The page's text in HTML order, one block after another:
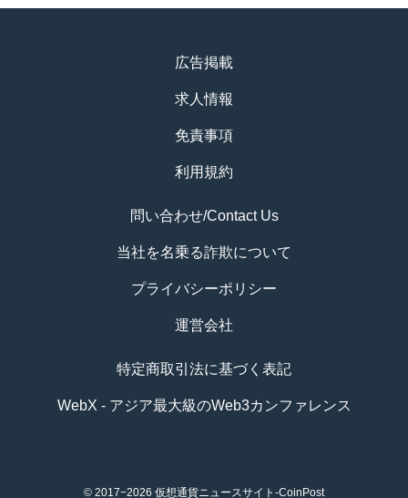
広告掲載
求人情報
免責事項
利用規約
問い合わせ/Contact Us
当社を名乗る詐欺について
プライバシーポリシー
運営会社
特定商取引法に基づく表記
WebX - アジア最大級のWeb3カンファレンス
© 2017−2026 仮想通貨ニュースサイト-CoinPost